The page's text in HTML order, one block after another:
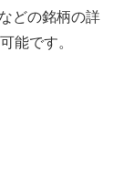
どの銘柄の詳
能です。